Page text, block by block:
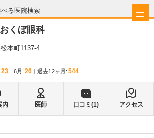
べる医院検索
くぼ眼科
本町1137-4
23 6月 : 26 過去12ヶ月: 544
内 医師 口コミ(1) アクセス